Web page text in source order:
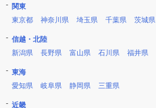
関東
東京都
神奈川県 埼玉県 千葉県 茨城県
信越・北陸
新潟県
長野県 富山県 石川県 福井県
東海
愛知県
岐阜県 静岡県 三重県
近畿